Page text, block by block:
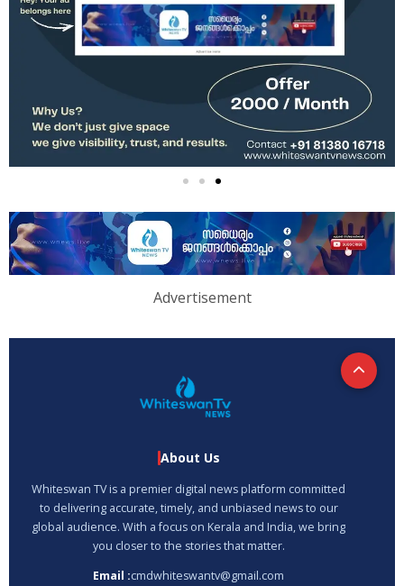
Advertisement
About Us
Whiteswan TV is a premier digital news platform committed
to delivering accurate, timely, and unbiased news to our
global audience. With a focus on Kerala and India, we bring
you closer to the stories that matter.
Email :cmdwhiteswantv@gmail.com